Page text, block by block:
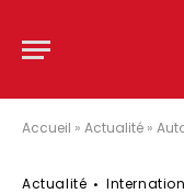
Accueil » Actualité »
Actualité